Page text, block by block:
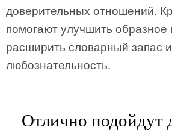
доверительных отношений.
помогают улучшить
расширить словарный запас
любознательность.
Отлично подойдут